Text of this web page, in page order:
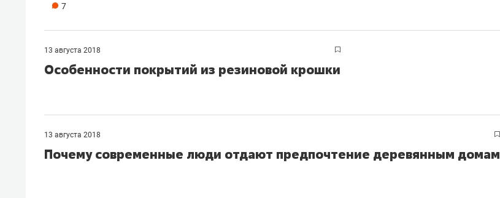
7
13 августа 2018
Особенности покрытий из резиновой крошки
13 августа 2018
Почему современные люди отдают предпочтение деревянным домам